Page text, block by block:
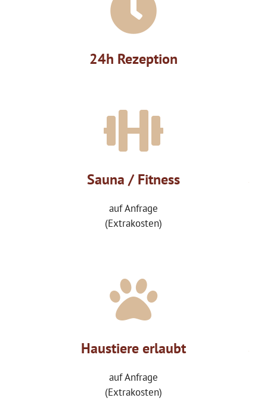
24h Rezeption
Sauna / Fitness
auf Anfrage
(Extrakosten)
Haustiere erlaubt
auf Anfrage
(Extrakosten)